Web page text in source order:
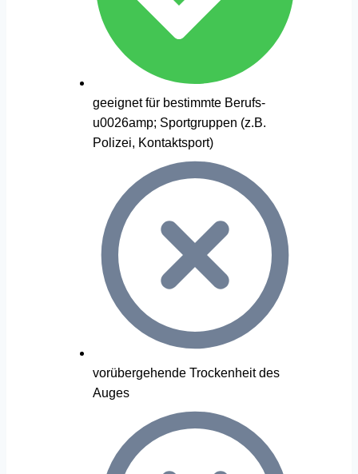
geeignet für bestimmte Berufs-
u0026amp; Sportgruppen (z.B.
Polizei, Kontaktsport)
vorübergehende Trockenheit des
Auges